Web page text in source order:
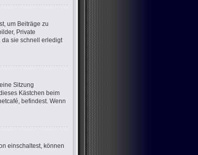
um Beiträge zu
Private
da sie schnell erledigt
Sitzung
Kästchen beim
befindest. Wenn
einschaltest, können